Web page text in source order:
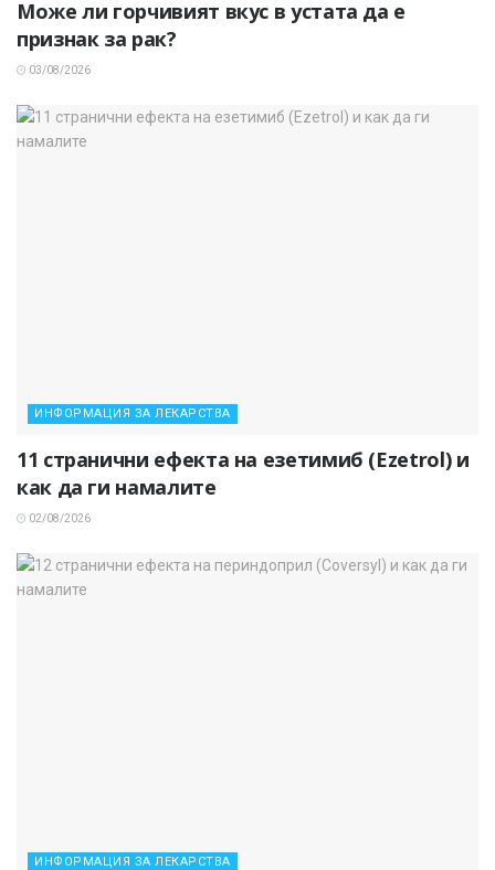
Може ли горчивият вкус в устата да е
признак за рак?
03/08/2026
ИНФОРМАЦИЯ ЗА ЛЕКАРСТВА
11 странични ефекта на езетимиб (Ezetrol) и
как да ги намалите
02/08/2026
ИНФОРМАЦИЯ ЗА ЛЕКАРСТВА